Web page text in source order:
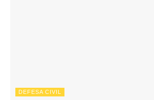
DEFESA CIVIL